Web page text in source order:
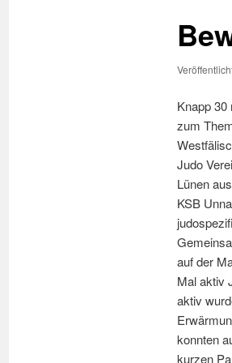
Knapp 30
zum
Judo
Lünen
KSB
auf der
Mal aktiv
aktiv
konnten
kurzen